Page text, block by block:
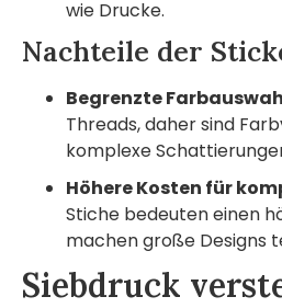
wie Drucke.
Nachteile der
Begrenzte
Threads, daher sind
komplexe
Höhere Kosten für
Stiche bedeuten einen
machen große Designs
Siebdruck